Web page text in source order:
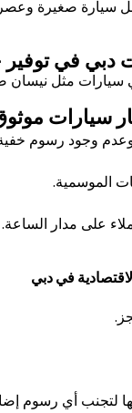
سيارة صغيرة
دبي في توفير
سيارات مثل نيسان
سيارات
وعدم وجود رسوم
الموسمية.
على مدار الساعة.
في دبي
لتجنب أي رسوم